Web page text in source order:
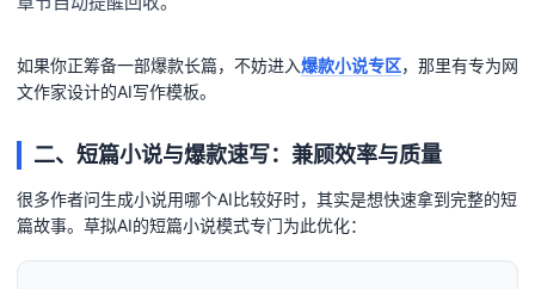
如果你正筹备一部爆款长篇，不妨进入爆款小说专区，那里有专为网
文作家设计的AI写作模板。
二、短篇小说与爆款速写：兼顾效率与质量
很多作者问生成小说用哪个AI比较好时，其实是想快速拿到完整的短
篇故事。草拟AI的短篇小说模式专门为此优化：